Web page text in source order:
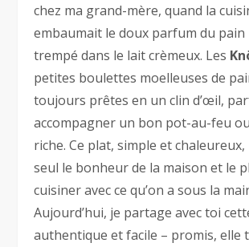
chez ma grand-mère, quand la
embaumait le doux parfum du pain
trempé dans le lait crèmeux. Les
petites boulettes moelleuses de
toujours prêtes en un clin d’œil,
accompagner un bon pot-au-feu
riche. Ce plat, simple et
seul le bonheur de la maison et le
cuisiner avec ce qu’on a sous la
Aujourd’hui, je partage avec toi
authentique et facile – promis, elle